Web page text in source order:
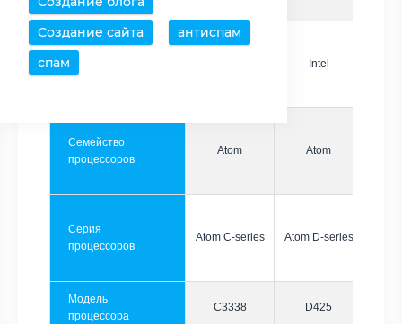
Создание сайта
антиспам
спамПроизводитель Intel
Семейство
процессоров
Atom Atom
Серия
процессоров
Atom C-series Atom D-series
Модель
процессора
C3338 D425